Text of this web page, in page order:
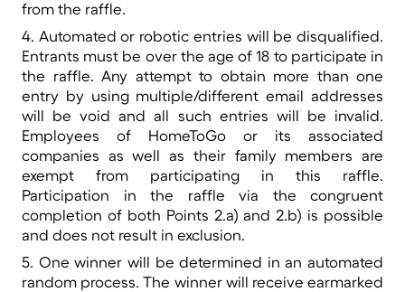
from the raffle.
4. Automated or robotic entries will be disqualified.
Entrants must be over the age of 18 to participate in
the raffle. Any attempt to obtain more than one
entry by using multiple/different email addresses
will be void and all such entries will be invalid.
Employees of HomeToGo or its associated
companies as well as their family members are
exempt from participating in this raffle.
Participation in the raffle via the congruent
completion of both Points 2.a) and 2.b) is possible
and does not result in exclusion.
5. One winner will be determined in an automated
random process. The winner will receive earmarked